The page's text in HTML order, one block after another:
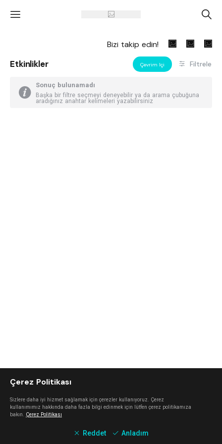
' A
Bizi takip edin!
Etkinlikler Çevrim Içi Filtrele
Sonuç bulunamadı
Başka bir filtre seçmeyi deneyebilir ya da arama çubuğuna
aradığınız anahtar kelimeleri yazabilirsiniz
Çerez Politikası
Sizlere daha iyi hizmet sağlamak için çerezler kullanıyoruz. Çerez
kullanımımız hakkında daha fazla bilgi edinmek için lütfen çerez politikamıza
bakın. Çerez Politikası
Reddet Anladım